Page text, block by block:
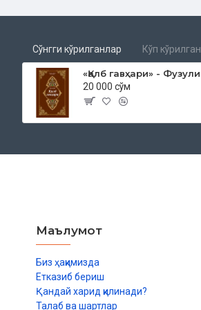
“Форсий девон” дан
Ғазаллар
Қитъалар
Рубоийлар
Ҳикматлар
Сўнгги кўрилганлар Кўп
«Қалб гавҳари» -
20 000 сўм
Маълумот
Биз ҳақимизда
Етказиб бериш
Қандай харид қилинади?
Талаб ва шартлар